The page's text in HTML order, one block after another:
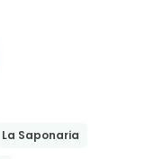
La Saponaria